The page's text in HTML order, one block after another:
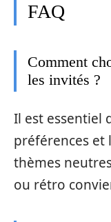
FAQ
Comment
les invités ?
Il est essentiel
préférences et
thèmes
ou rétro